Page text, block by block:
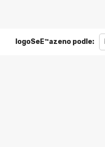
logoSeЕ™azeno podle: